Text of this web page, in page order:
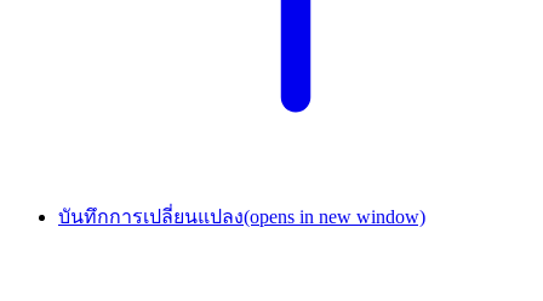
บันทึกการเปลี่ยนแปลง(opens in new window)